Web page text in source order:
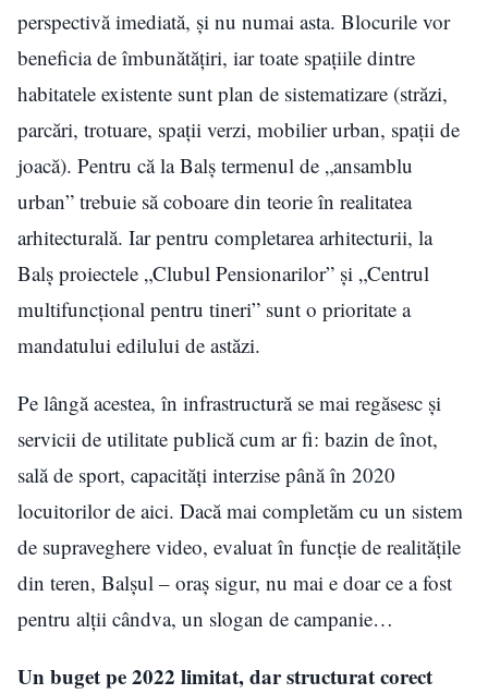
perspectivă imediată, și nu numai asta. Blocurile vor
beneficia de îmbunătățiri, iar toate spațiile dintre
habitatele existente sunt plan de sistematizare (străzi,
parcări, trotuare, spații verzi, mobilier urban, spații de
joacă). Pentru că la Balș termenul de „ansamblu
urban” trebuie să coboare din teorie în realitatea
arhitecturală. Iar pentru completarea arhitecturii, la
Balș proiectele „Clubul Pensionarilor” și „Centrul
multifuncțional pentru tineri” sunt o prioritate a
mandatului edilului de astăzi.
Pe lângă acestea, în infrastructură se mai regăsesc și
servicii de utilitate publică cum ar fi: bazin de înot,
sală de sport, capacități interzise până în 2020
locuitorilor de aici. Dacă mai completăm cu un sistem
de supraveghere video, evaluat în funcție de realitățile
din teren, Balșul – oraș sigur, nu mai e doar ce a fost
pentru alții cândva, un slogan de campanie…
Un buget pe 2022 limitat, dar structurat corect